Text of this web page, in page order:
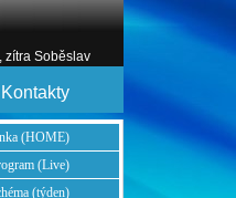
zítra Soběslav
Kontakty
(HOME)
(Live)
(týden)